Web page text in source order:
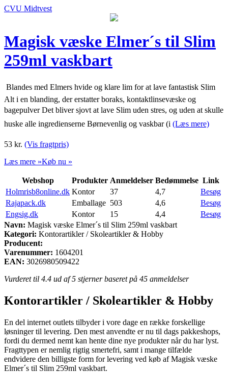
CVU Midtvest
Magisk væske Elmer´s til Slim
259ml vaskbart
 Blandes med Elmers hvide og klare lim for at lave fantastisk Slim
Alt i en blanding, der erstatter boraks, kontaktlinsevæske og
bagepulver Det bliver sjovt at lave Slim uden stres, og uden at skulle
huske alle ingredienserne Børnevenlig og vaskbar (i (Læs mere)
53 kr. (Vis fragtpris)
Læs mere »Køb nu »
Webshop Produkter Anmeldelser Bedømmelse Link
Holmrisb8online.dk Kontor 37 4,7
Besøg
Rajapack.dk
Emballage 503 4,6
Besøg
Engsig.dk
Kontor 15 4,4
Besøg
Navn: Magisk væske Elmer´s til Slim 259ml vaskbart
Kategori: Kontorartikler / Skoleartikler & Hobby
Producent:
Varenummer: 1604201
EAN: 3026980509422
Vurderet til 4.4 ud af 5 stjerner baseret på 45 anmeldelser
Kontorartikler / Skoleartikler & Hobby
En del internet outlets tilbyder i vore dage en række forskellige
løsninger til levering. Den mest anvendte er nu til dags pakkeshops,
fordi du dermed nemt kan hente dine nye produkter når du har lyst.
Fragttypen er nemlig rigtig smertefri, samt i mange tilfælde
endvidere den billigste form for levering ved køb af Magisk væske
Elmer´s til Slim 259ml vaskbart.